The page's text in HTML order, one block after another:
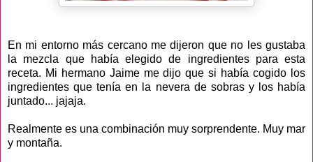
En mi entorno más cercano me dijeron que no les gustaba
la mezcla que había elegido de ingredientes para esta
receta. Mi hermano Jaime me dijo que si había cogido los
ingredientes que tenía en la nevera de sobras y los había
juntado... jajaja.
Realmente es una combinación muy sorprendente. Muy mar
y montaña.